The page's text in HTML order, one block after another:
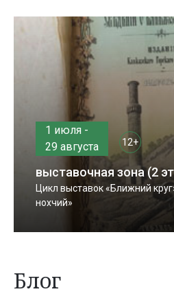
1 июля -
29 августа
12+
выставочная зона (2
Цикл выставок «Ближний
нохчий»
Блог